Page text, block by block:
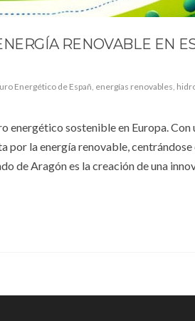
RENOVABLE EN
Energético de Españ, energías renovables,
energético sostenible en Europa. Con
por la energía renovable, centrándose
de Aragón es la creación de una